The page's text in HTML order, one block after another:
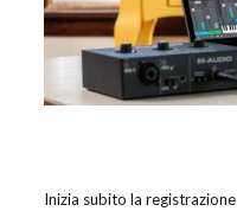
Inizia subito la registrazione